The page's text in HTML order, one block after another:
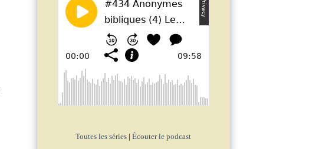
Toutes les séries |Écouter le podcast